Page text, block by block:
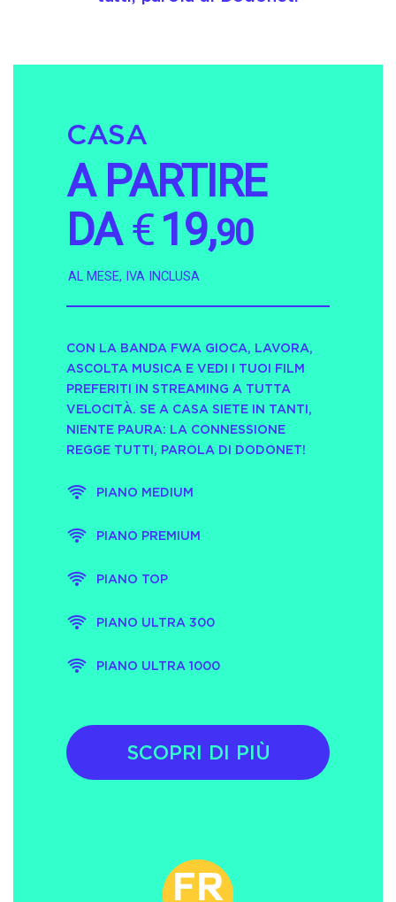
CASA
A PARTIRE
DA€19,90
AL MESE, IVA INCLUSA
CON LA BANDA FWA GIOCA, LAVORA,
ASCOLTA MUSICA E VEDI I TUOI FILM
PREFERITI IN STREAMING A TUTTA
VELOCITÀ. SE A CASA SIETE IN TANTI,
NIENTE PAURA: LA CONNESSIONE
REGGE TUTTI, PAROLA DI DODONET!
PIANO MEDIUM
PIANO PREMIUM
PIANO TOP
PIANO ULTRA 300
PIANO ULTRA 1000
SCOPRI DI PIÙ